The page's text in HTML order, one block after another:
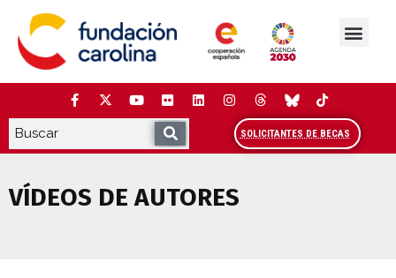
contenido
SOLICITANTES DE BECAS
VÍDEOS DE AUTORES